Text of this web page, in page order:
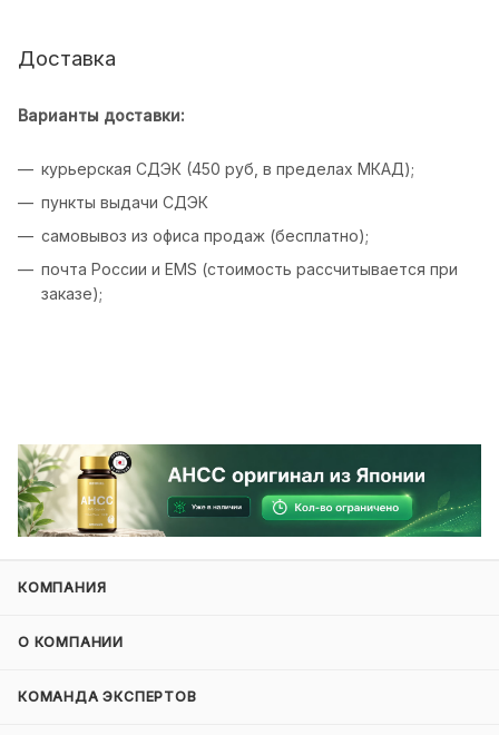
Доставка
Варианты доставки:
курьерская СДЭК (450 руб, в пределах МКАД);
пункты выдачи СДЭК
самовывоз из офиса продаж (бесплатно);
почта России и EMS (стоимость рассчитывается при
заказе);
КОМПАНИЯ
О КОМПАНИИ
КОМАНДА ЭКСПЕРТОВ